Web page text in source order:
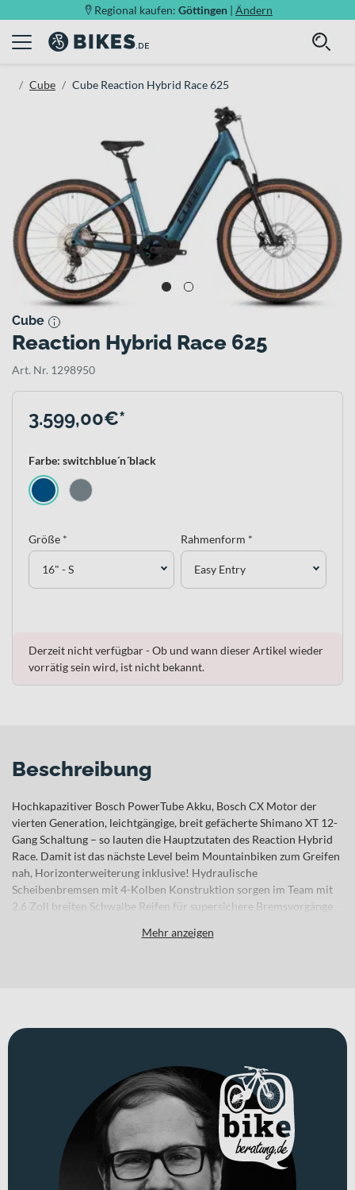
Regional kaufen: Göttingen | Ändern
Cube Cube Reaction Hybrid Race 625
Cube
Reaction Hybrid Race 625
Art. Nr. 1298950
3.599,00€*
Farbe: switchblue´n´black
Größe *
16" - S
Rahmenform *
Easy Entry
Derzeit nicht verfügbar - Ob und wann dieser Artikel wieder
vorrätig sein wird, ist nicht bekannt.
Beschreibung
Hochkapazitiver Bosch PowerTube Akku, Bosch CX Motor der
vierten Generation, leichtgängige, breit gefächerte Shimano XT 12-
Gang Schaltung – so lauten die Hauptzutaten des Reaction Hybrid
Race. Damit ist das nächste Level beim Mountainbiken zum Greifen
nah, Horizonterweiterung inklusive! Hydraulische
Scheibenbremsen mit 4-Kolben Konstruktion sorgen im Team mit
2.6 Zoll breiten Schwalbe Reifen für supersichere Bremsvorgänge
RockShox Judy Silver Luftfedergabel spendiert haben, zeigt es sich
Mehr anzeigen